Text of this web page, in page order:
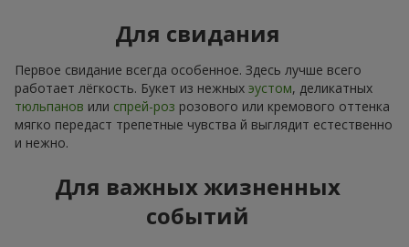
Для свидания
Первое свидание всегда особенное. Здесь лучше всего
работает лёгкость. Букет из нежных эустом, деликатных
тюльпанов или спрей-роз розового или кремового оттенка
мягко передаст трепетные чувства й выглядит естественно
и нежно.
Для важных жизненных
событий